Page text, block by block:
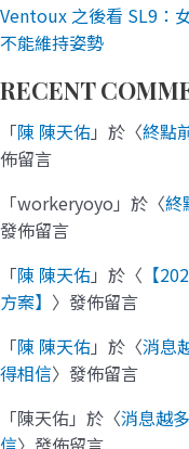
Ventoux 之後看 SL9：
不能維持姿勢
RECENT
「陳 陳天佑」於〈終點
佈留言
「workeryoyo 」於〈終
發佈留言
「陳 陳天佑」於〈 【
方案】 〉發佈留言
「陳 陳天佑」於〈消息
得相信〉發佈留言
「陳天佑」於〈消息越